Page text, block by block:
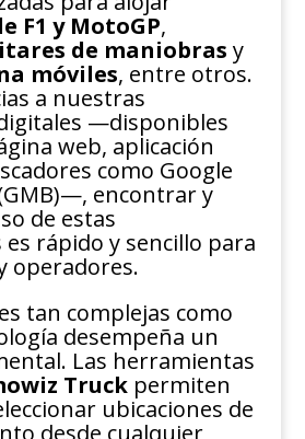
F1 y MotoGP,
de maniobras y
móviles, entre otros.
a nuestras
—disponibles
web, aplicación
como Google
encontrar y
de estas
es rápido y sencillo para
operadores.
tan complejas como
desempeña un
Las herramientas
Truckpermiten
ubicaciones de
desde cualquier